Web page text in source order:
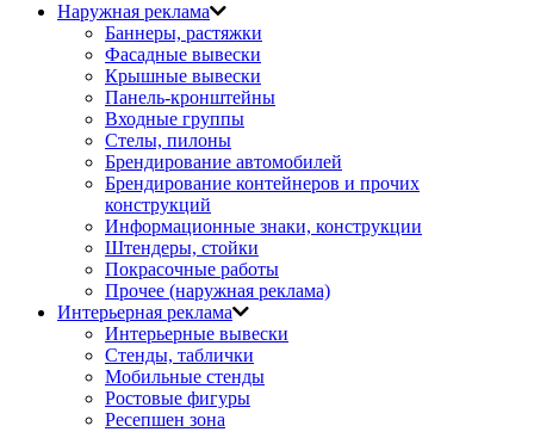
Наружная реклама
Баннеры, растяжки
Фасадные вывески
Крышные вывески
Панель-кронштейны
Входные группы
Стелы, пилоны
Брендирование автомобилей
Брендирование контейнеров и прочих
конструкций
Информационные знаки, конструкции
Штендеры, стойки
Покрасочные работы
Прочее (наружная реклама)
Интерьерная реклама
Интерьерные вывески
Стенды, таблички
Мобильные стенды
Ростовые фигуры
Ресепшен зона